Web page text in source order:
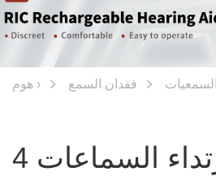
هوم › فقدان السمع السمعيات
السماعات